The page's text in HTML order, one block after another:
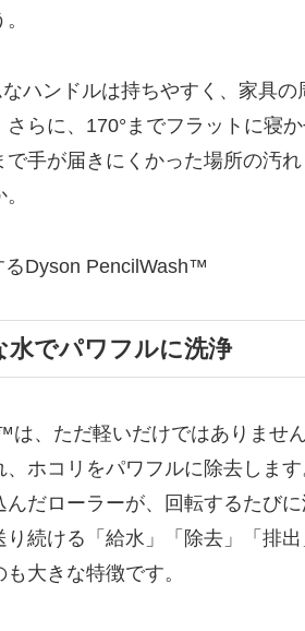
ハンドルは持ちやすく、家具
らに、170°までフラットに寝
で手が届きにくかった場所の汚
水でパワフルに洗浄
、ただ軽いだけではありませ
ホコリをパワフルに除去しま
んだローラーが、回転するたび
り続ける「給水」「除去」「排
大きな特徴です。